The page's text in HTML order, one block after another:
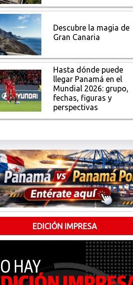
Descubre la magia de
Gran Canaria
Hasta dónde puede
llegar Panamá en el
Mundial 2026: grupo,
fechas, figuras y
perspectivas
EDICIÓN IMPRESA